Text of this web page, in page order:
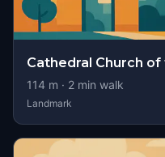
Cathedral Church
114 m · 2 min walk
Landmark